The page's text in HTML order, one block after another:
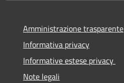
Amministrazione trasparente
Informativa privacy
Informative estese privacy
Note legali